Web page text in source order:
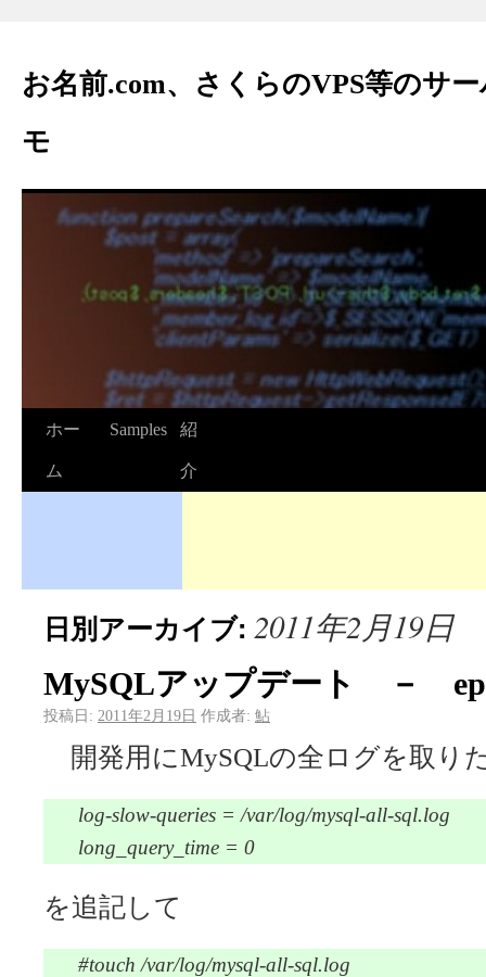
お名前.com、さくらのVPS等のサ
モ
ホー
ム
Samples 紹
介
日別アーカイブ: 2011年2月19日
MySQLアップデート －
投稿日: 2011年2月19日 作成者: 鮎
開発用にMySQLの全ログを取り
log-slow-queries = /var/log/mysql-all-sql.log
long_query_time = 0
を追記して
#touch /var/log/mysql-all-sql.log